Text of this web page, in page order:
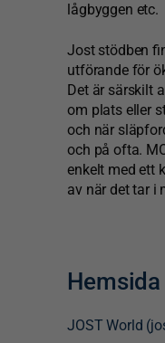
lågbyggen etc.
Jost stödben
utförande för
Det är särskilt
om plats eller
och när
och på ofta.
enkelt med ett
av när det tar i
Hemsida
JOST World